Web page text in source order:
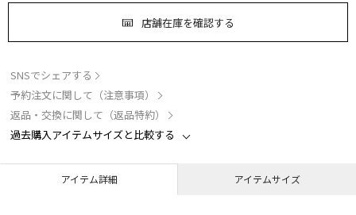
店舗在庫を確認する
SNSでシェアする
予約注文に関して（注意事項）
返品・交換に関して（返品特約）
過去購入アイテムサイズと比較する
アイテム詳細 アイテムサイズ